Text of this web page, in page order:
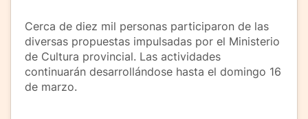
Cerca de diez mil personas participaron de las
diversas propuestas impulsadas por el Ministerio
de Cultura provincial. Las actividades
continuarán desarrollándose hasta el domingo 16
de marzo.